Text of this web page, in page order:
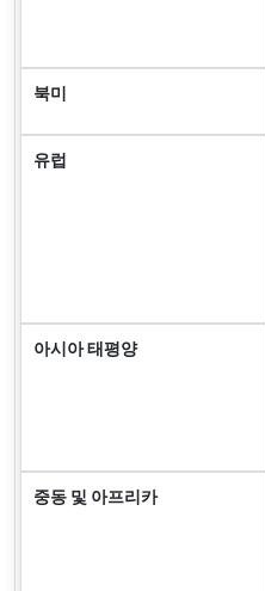
북미
유럽
아시아 태평양
중동 및 아프리카